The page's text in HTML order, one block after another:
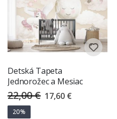
Detská Tapeta
Jednorožec a Mesiac
22,00 € Special
Price
17,60 €
20%